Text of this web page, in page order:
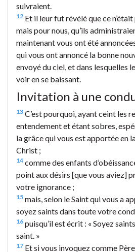
suivraient.
12 Et il leur fut révélé que ce
mais pour nous, qu’ils
maintenant vous ont été
qui vous ont annoncé la bonne
envoyé du ciel, et dans lesquelles
voir en se baissant.
Invitation à une
13 C’est pourquoi, ayant ceint les
entendement et étant sobres,
la grâce qui vous est apportée en
Christ ;
14 comme des enfants
point aux désirs [que vous aviez]
votre ignorance ;
15 mais, selon le Saint qui vous a
soyez saints dans toute votre
16 puisqu’il est écrit : « Soyez
saint. »
17 Et si vous invoquez comme